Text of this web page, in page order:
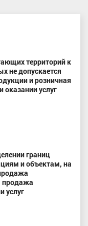
территорий к
не допускается
и розничная
услуг
границ
и объектам, на
продажа
услуг